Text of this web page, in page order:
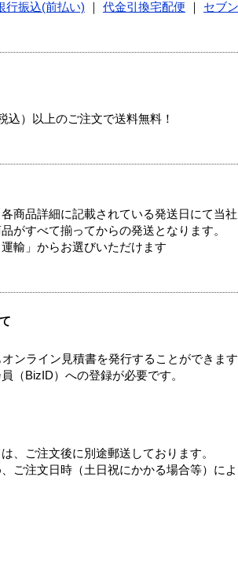
行振込(前払い) 代金引換宅配便
セブ
）以上のご注文で送料無料！
商品詳細に記載されている発送日にて当社
がすべて揃ってからの発送となります。
輸」からお選びいただけます
ンライン見積書を発行することができます
（BizID）への登録が必要です。
、ご注文後に別途郵送しております。
ご注文日時（土日祝にかかる場合等）に